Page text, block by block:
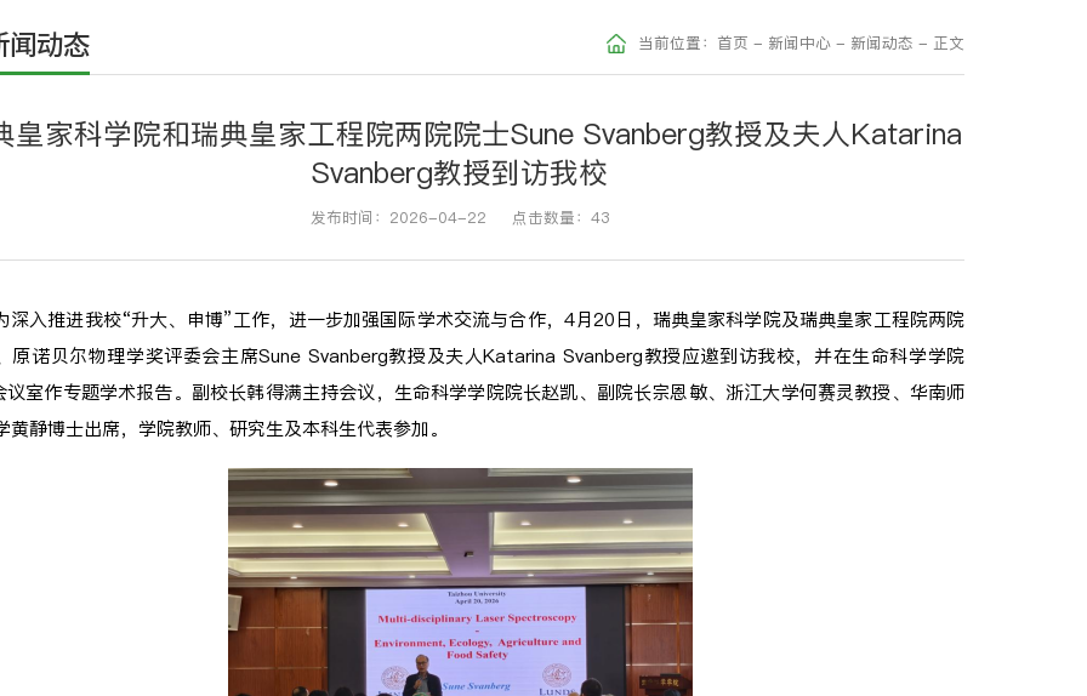
闻动态 当前位置： 首页 - 新闻中心 - 新闻动态 - 正文
皇家科学院和瑞典皇家工程院两院院士Sune Svanberg教授及夫人Katarina
Svanberg教授到访我校
发布时间：2026-04-22 点击数量： 43
深入推进我校“升大、申博”工作，进一步加强国际学术交流与合作，4月20日，瑞典皇家科学院及瑞典皇家工程院两院
原诺贝尔物理学奖评委会主席Sune Svanberg教授及夫人Katarina Svanberg教授应邀到访我校，并在生命科学学院
议室作专题学术报告。副校长韩得满主持会议，生命科学学院院长赵凯、副院长宗恩敏、浙江大学何赛灵教授、华南师
黄静博士出席，学院教师、研究生及本科生代表参加。